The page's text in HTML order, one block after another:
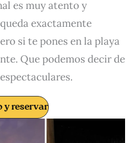
es muy atento y
exactamente
si te pones en la playa
Que podemos decir de
y reservar